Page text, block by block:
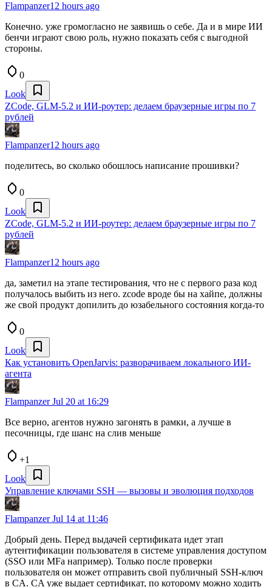
Flampanzer12 hours ago
Конечно. уже громогласно не заявишь о себе. Да и в мире ИИ
бенчи играют свою роль, нужно показать себя с выгодной
стороны.
0
Look
ZCode, GLM-5.2 и ИИ-роутер: делаем браузерные игры по 7
рублей
Flampanzer12 hours ago
поделитесь, во сколько обошлось написание прошивки?
0
Look
ZCode, GLM-5.2 и ИИ-роутер: делаем браузерные игры по 7
рублей
Flampanzer12 hours ago
да, заметил на этапе тестирования, что не с первого раза код
получалось выбить из него. zcode вроде бы на хайпе, должны
же свой продукт допилить до юзабельного состояния когда-то
0
Look
Как установить OpenJarvis: разворачиваем локального ИИ-
агента
FlampanzerJul 20 at 16:29
Все верно, агентов нужно загонять в рамки, а лучше в
песочницы, где шанс на слив меньше
+1
Look
Управление ключами SSH — вызовы и эволюция подходов
FlampanzerJul 14 at 11:46
Добрый день. Перед выдачей сертификата идет этап
аутентификации пользователя в системе управления доступом
(SSO или MFa например). Только после проверки
пользователя он может отправить свой публичный SSH-ключ
в CA. CA уже выдает сертификат, по которому можно ходить